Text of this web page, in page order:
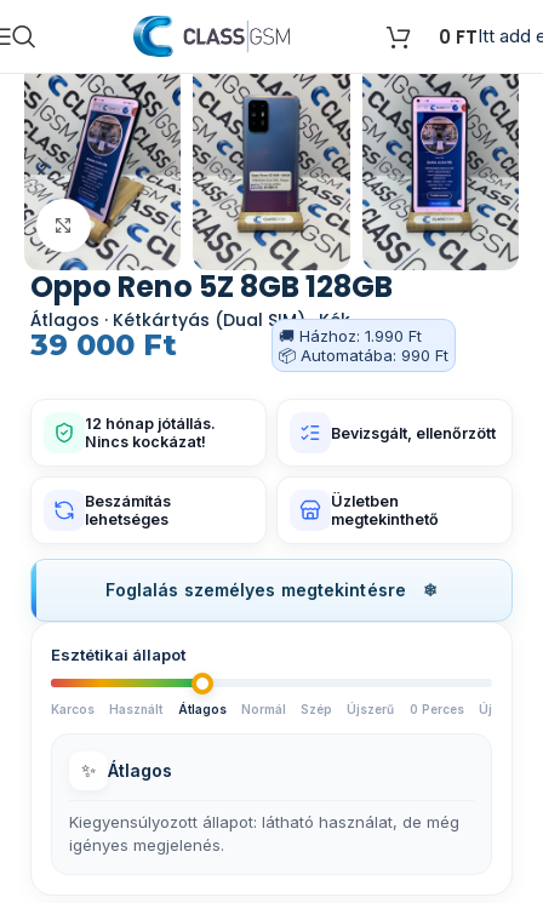
0 FTItt add
Kattints a nagyításhoz
Oppo Reno 5Z 8GB 128GB
Átlagos · Kétkártyás (Dual SIM) · Kék
39 000 Ft
🚚 Házhoz: 1.990 Ft
📦 Automatába: 990 Ft
12 hónap jótállás.
Nincs kockázat!
Bevizsgált, ellenőrzött
Beszámítás
lehetséges
Üzletben
megtekinthető
Foglalás személyes megtekintésre
Esztétikai állapot
Karcos Használt Átlagos Normál Szép Újszerű 0 Perces Új
✨ Átlagos
Kiegyensúlyozott állapot: látható használat, de még
igényes megjelenés.